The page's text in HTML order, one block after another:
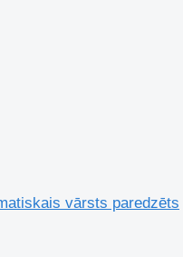
vārsts paredzēts